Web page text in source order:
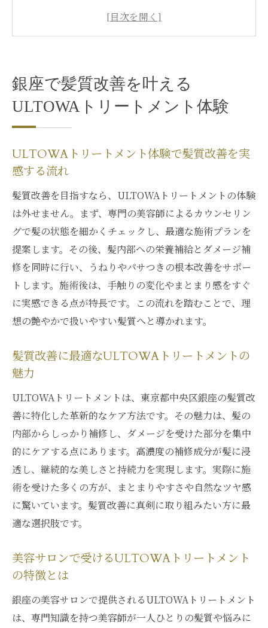
トの特徴とは
銀座の美髪ケアにULTOWAトリートメント
とまとまり
話題のULTOWAトリートメントが持つ美髪への
秘密
ULTOWAトリートメントの髪質改善メカニ
ズムとは
話題のULTOWAトリートメントが注目され
る理由
美髪を叶えるULTOWAトリートメントの科
ULTOWAの実力
髪のダメージに悩む方へULTOWAの実力を徹底
解説
ULTOWAトリートメントでダメージヘアを
補修する方法
髪の悩みに応えるULTOWAトリートメント
の効果
継続施術で高まるULTOWAトリートメント
髪質改善を叶えるULTOWAトリートメント
の魅力
ダメージに強い髪へ導くULTOWAトリート
メントの秘訣
銀座で髪質改善を叶える
ULTOWAトリートメント体験
ULTOWAトリートメント体験で髪質改善を実
感する流れ
髪質改善を目指すなら、ULTOWAトリートメントの体験
は外せません。まず、専門の美容師によるカウンセリン
グで髪の状態を細かくチェックし、最適な施術プランを
提案します。その後、髪内部への栄養補給とダメージ補
修を同時に行い、うねりやパサつきの根本改善をサポー
トします。施術後は、手触りの変化やまとまり感をすぐ
に実感できる点が特長です。この流れを踏むことで、理
想の艶やかで扱いやすい髪質へと導かれます。
髪質改善に最適なULTOWAトリートメントの
魅力
ULTOWAトリートメントは、東京都中央区銀座の髪質改
善に特化した革新的なケア方法です。その魅力は、髪の
内部からしっかり補修し、ダメージを受けた部分を集中
的にケアする点にあります。高濃度の補修成分が髪に浸
透し、継続的な美しさと持続力を実現します。実際に施
術を受けた多くの方が、まとまりやすさや自然なツヤ感
に驚いています。髪質改善に真剣に取り組みたい方に最
適な選択肢です。
美容サロンで受けるULTOWAトリートメント
の特徴とは
銀座の美容サロンで提供されるULTOWAトリートメント
は、専門知識を持つ美容師が一人ひとりの髪質や悩みに